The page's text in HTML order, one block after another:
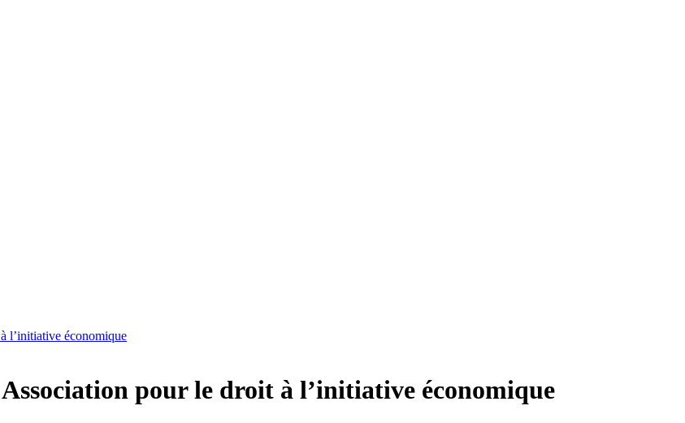
l’initiative économique
pour le droit à l’initiative économique